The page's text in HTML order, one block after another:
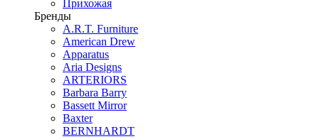
Прихожая
Бренды
A.R.T. Furniture
American Drew
Apparatus
Aria Designs
ARTERIORS
Barbara Barry
Bassett Mirror
Baxter
BERNHARDT